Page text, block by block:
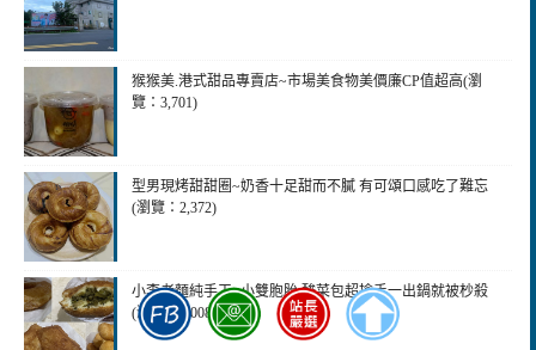
猴猴美.港式甜品專賣店~市場美食物美價廉CP值超高(瀏
覽：3,701)
型男現烤甜甜圈~奶香十足甜而不膩 有可頌口感吃了難忘
(瀏覽：2,372)
小李老麵純手工~小雙胞胎.酸菜包超搶手一出鍋就被杪殺
(瀏覽：2,008)